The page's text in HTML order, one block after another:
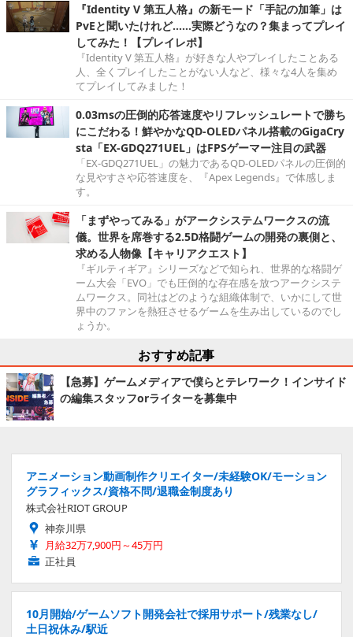
『Identity V 第五人格』の新モード「手記の加筆」は
PvEと聞いたけれど……実際どうなの？集まってプレイ
してみた！【プレイレポ】
『Identity V 第五人格』が好きな人やプレイしたことある
人、全くプレイしたことがない人など、様々な4人を集め
てプレイしてみました！
0.03msの圧倒的応答速度やリフレッシュレートで勝ち
にこだわる！鮮やかなQD-OLEDパネル搭載のGigaCry
sta「EX-GDQ271UEL」はFPSゲーマー注目の武器
「EX-GDQ271UEL」の魅力であるQD-OLEDパネルの圧倒的
な見やすさや応答速度を、『Apex Legends』で体感しま
す。
「まずやってみる」がアークシステムワークスの流
儀。世界を席巻する2.5D格闘ゲームの開発の裏側と、
求める人物像【キャリアクエスト】
『ギルティギア』シリーズなどで知られ、世界的な格闘ゲ
ーム大会「EVO」でも圧倒的な存在感を放つアークシステ
ムワークス。同社はどのような組織体制で、いかにして世
界中のファンを熱狂させるゲームを生み出しているのでし
ょうか。
おすすめ記事
【急募】ゲームメディアで僕らとテレワーク！インサイド
の編集スタッフorライターを募集中
アニメーション動画制作クリエイター/未経験OK/モーション
グラフィックス/資格不問/退職金制度あり
株式会社RIOT GROUP
神奈川県
月給32万7,900円～45万円
正社員
10月開始/ゲームソフト開発会社で採用サポート/残業なし/
土日祝休み/駅近